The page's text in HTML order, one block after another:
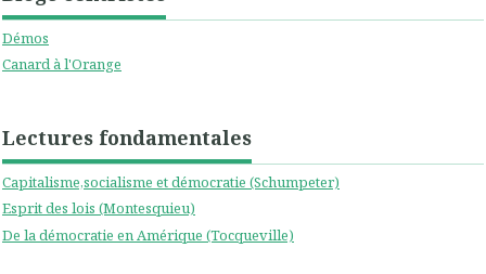
Démos
Canard à l'Orange
Lectures fondamentales
Capitalisme,socialisme et démocratie (Schumpeter)
Esprit des lois (Montesquieu)
De la démocratie en Amérique (Tocqueville)